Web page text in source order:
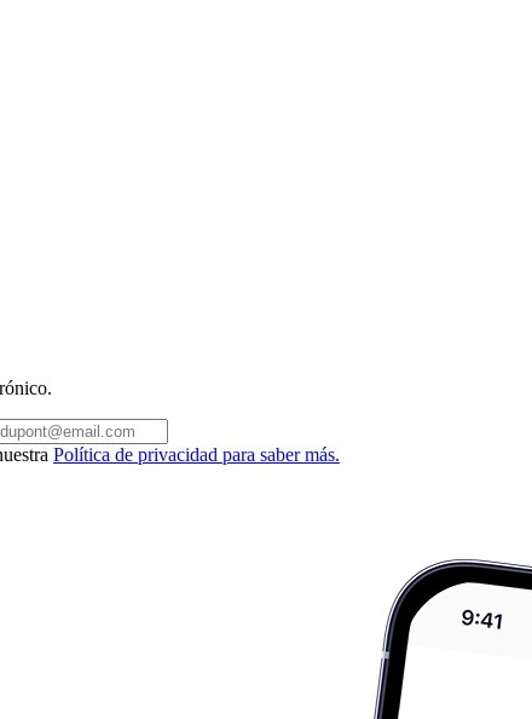
Política de privacidad para saber más.